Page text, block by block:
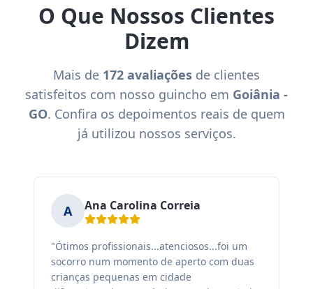
O Que Nossos Clientes
Dizem
Mais de 172 avaliações de clientes
satisfeitos com nosso guincho em Goiânia -
GO. Confira os depoimentos reais de quem
já utilizou nossos serviços.
A Ana Carolina Correia
"Ótimos profissionais...atenciosos...foi um
socorro num momento de aperto com duas
crianças pequenas em cidade